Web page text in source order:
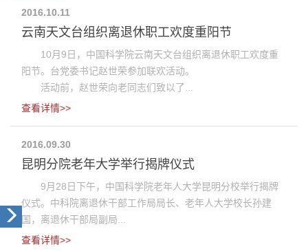
2016.10.11
云南天文台组织离退休职工欢度重阳节
10月9日，中国科学院云南天文台组织离退休职工欢度重
阳节。台党委书记赵世荣参加联欢活动。
活动前，赵世荣向老同志们致以了...
查看详情>>
2016.09.30
昆明分院老年大学举行揭牌仪式
9月28日下午，中国科学院老年人大学昆明分校举行揭牌
仪式。中科院离退休干部工作局局长、老年人大学校长孙建
国，离退休干部局副局...
查看详情>>